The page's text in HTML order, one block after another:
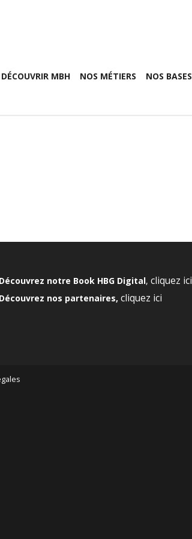
DÉCOUVRIR MBH NOS MÉTIERS NOS BASES
Découvrez notre Book HBG Digital, cliquez ici
Découvrez nos partenaires, cliquez ici